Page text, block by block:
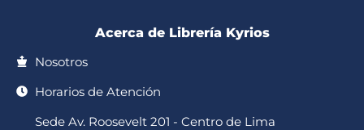
Acerca de Librería Kyrios
Nosotros
Horarios de Atención
Sede Av. Roosevelt 201 - Centro de Lima